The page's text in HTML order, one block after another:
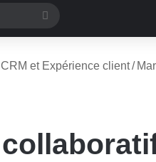
CRM et Expérience client/